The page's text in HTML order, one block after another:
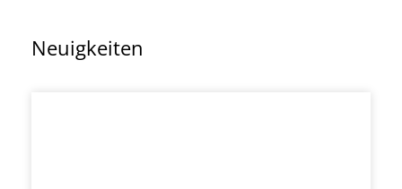
Neuigkeiten